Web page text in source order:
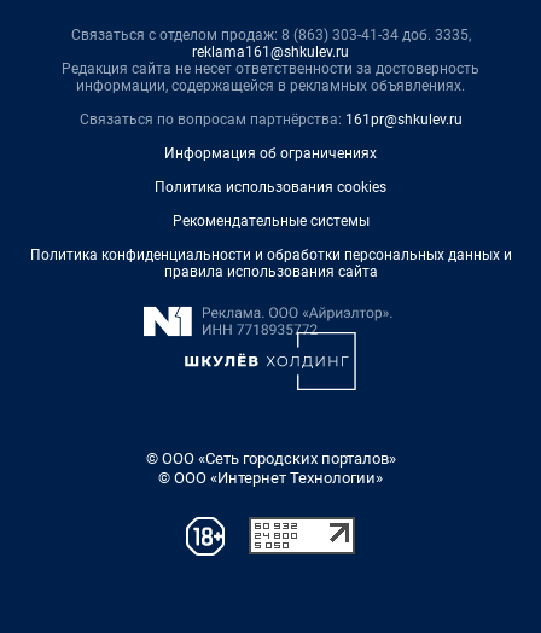
Связаться с отделом продаж: 8 (863) 303-41-34 доб. 3335,
reklama161@shkulev.ru
Редакция сайта не несет ответственности за достоверность
информации, содержащейся в рекламных объявлениях.
Связаться по вопросам партнёрства: 161pr@shkulev.ru
Информация об ограничениях
Политика использования cookies
Рекомендательные системы
Политика конфиденциальности и обработки персональных данных и
правила использования сайта
© ООО «Сеть городских порталов»
© ООО «Интернет Технологии»